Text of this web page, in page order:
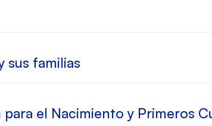
sus familias
el Nacimiento y Primeros